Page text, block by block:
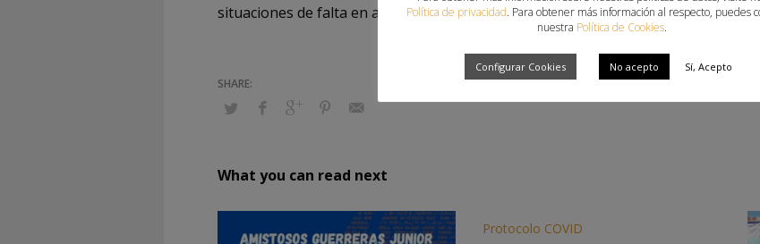
situaciones de falta en ataque o cambios de posesión, buscando un juego más
What you can read next
Protocolo COVID
Política de privacidad. Para obtener más información al respecto, puedes
nuestra Política de Cookies.
Configurar Cookies No acepto Sí, Acepto